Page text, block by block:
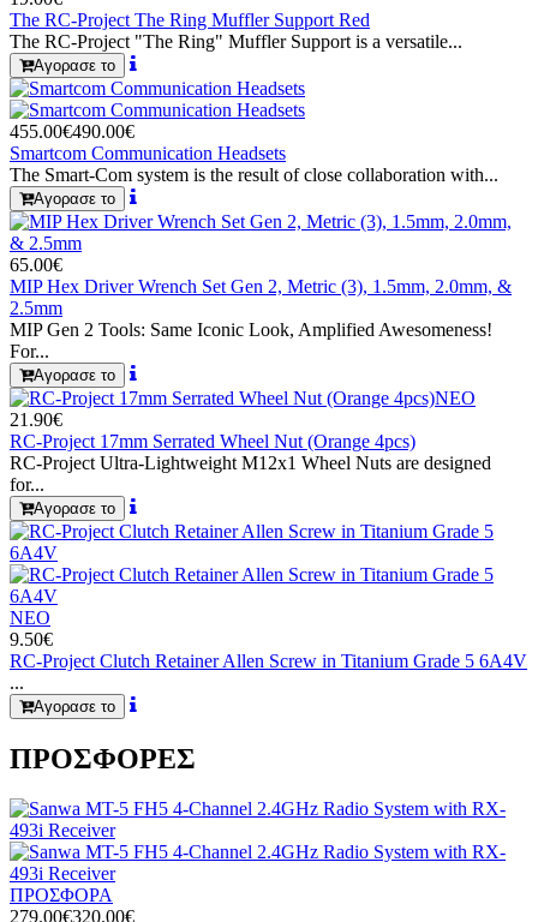
The RC-Project The Ring Muffler Support Red
The RC-Project "The Ring" Muffler Support is a versatile...
Αγορασε το
455.00€490.00€
Smartcom Communication Headsets
The Smart-Com system is the result of close collaboration with...
Αγορασε το
65.00€
MIP Hex Driver Wrench Set Gen 2, Metric (3), 1.5mm, 2.0mm, &
2.5mm
MIP Gen 2 Tools: Same Iconic Look, Amplified Awesomeness!
For...
Αγορασε το
ΝΕΟ
21.90€
RC-Project 17mm Serrated Wheel Nut (Orange 4pcs)
RC-Project Ultra-Lightweight M12x1 Wheel Nuts are designed
for...
Αγορασε το
ΝΕΟ
9.50€
RC-Project Clutch Retainer Allen Screw in Titanium Grade 5 6A4V
...
Αγορασε το
ΠΡΟΣΦΟΡΕΣ
ΠΡΟΣΦΟΡΑ
279.00€320.00€